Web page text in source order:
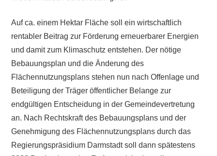
Auf ca. einem Hektar Fläche soll ein wirtschaftlich
rentabler Beitrag zur Förderung erneuerbarer Energien
und damit zum Klimaschutz entstehen. Der nötige
Bebauungsplan und die Änderung des
Flächennutzungsplans stehen nun nach Offenlage und
Beteiligung der Träger öffentlicher Belange zur
endgültigen Entscheidung in der Gemeindevertretung
an. Nach Rechtskraft des Bebauungsplans und der
Genehmigung des Flächennutzungsplans durch das
Regierungspräsidium Darmstadt soll dann spätestens